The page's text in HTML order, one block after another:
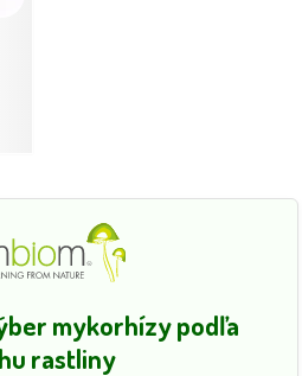
mykorhízy podľa
rastliny